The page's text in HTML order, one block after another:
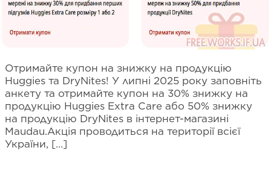
Отримайте купон на знижку на продукцію
Huggies та DryNites! У липні 2025 року заповніть
анкету та отримайте купон на 30% знижку на
продукцію Huggies Extra Care або 50% знижку
на продукцію DryNites в інтернет-магазині
Maudau.Акція проводиться на території всієї
України, […]